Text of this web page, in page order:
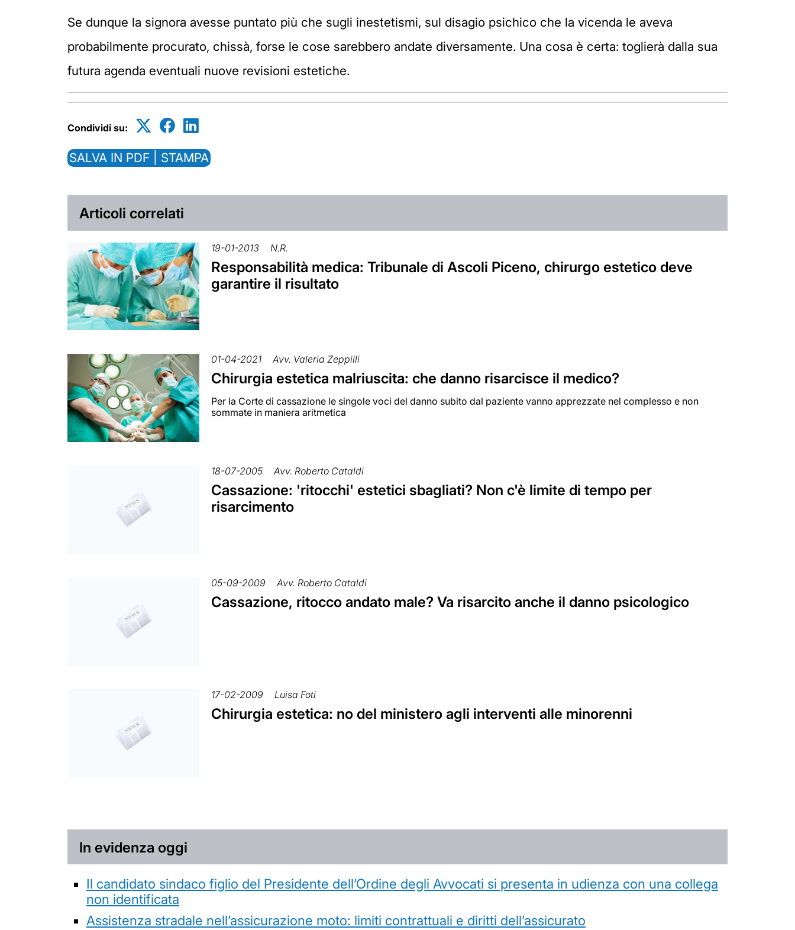
Se dunque la signora avesse puntato più che sugli inestetismi, sul disagio psichico che la vicenda le aveva
probabilmente procurato, chissà, forse le cose sarebbero andate diversamente. Una cosa è certa: toglierà dalla sua
futura agenda eventuali nuove revisioni estetiche.
Condividi su:
SALVA IN PDF | STAMPA
Articoli correlati
19-01-2013 N.R.
Responsabilità medica: Tribunale di Ascoli Piceno, chirurgo estetico deve
garantire il risultato
01-04-2021 Avv. Valeria Zeppilli
Chirurgia estetica malriuscita: che danno risarcisce il medico?
Per la Corte di cassazione le singole voci del danno subito dal paziente vanno apprezzate nel complesso e non
sommate in maniera aritmetica
18-07-2005 Avv. Roberto Cataldi
Cassazione: 'ritocchi' estetici sbagliati? Non c'è limite di tempo per
risarcimento
05-09-2009 Avv. Roberto Cataldi
Cassazione, ritocco andato male? Va risarcito anche il danno psicologico
17-02-2009 Luisa Foti
Chirurgia estetica: no del ministero agli interventi alle minorenni
In evidenza oggi
Il candidato sindaco figlio del Presidente dell’Ordine degli Avvocati si presenta in udienza con una collega
non identificata
Assistenza stradale nell’assicurazione moto: limiti contrattuali e diritti dell’assicurato